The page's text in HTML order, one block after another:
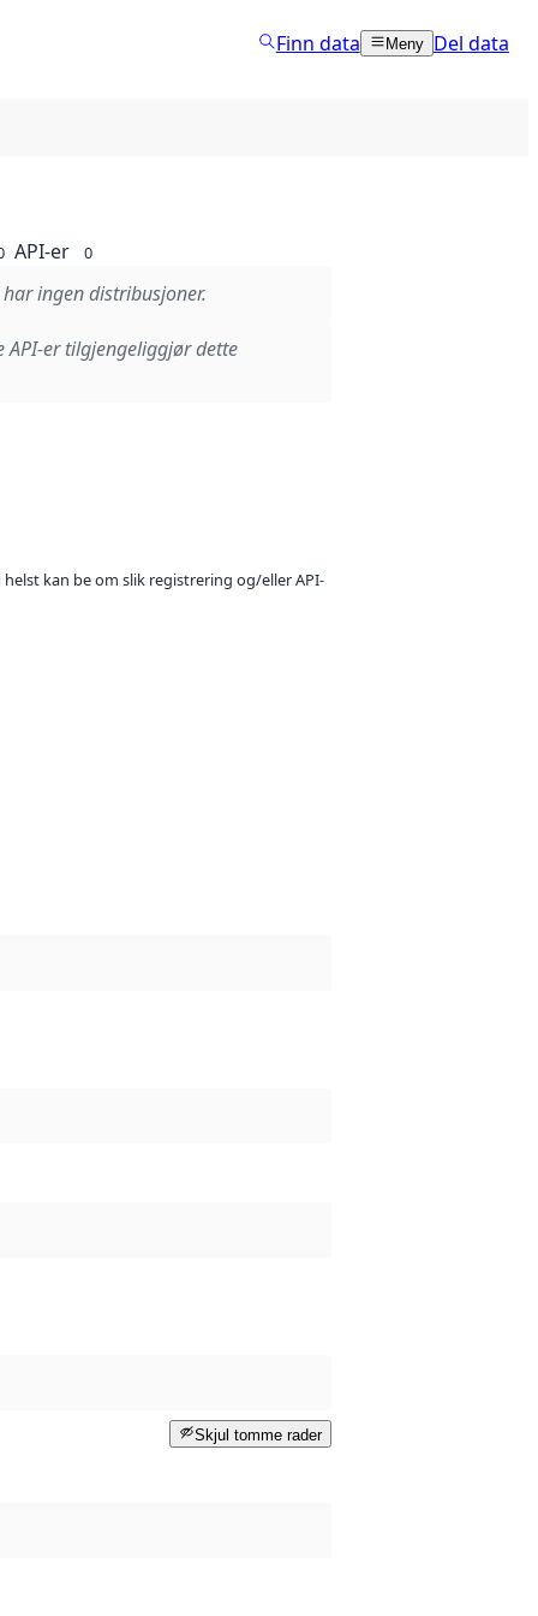
Finn data Meny Del data
API-er 0
ingen distribusjoner.
API-er tilgjengeliggjør dette
kan be om slik registrering og/eller API-
Skjul tomme rader